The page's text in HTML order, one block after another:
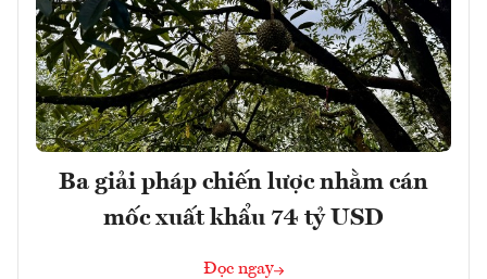
Ba giải pháp chiến lược nhằm cán
mốc xuất khẩu 74 tỷ USD
Đọc ngay